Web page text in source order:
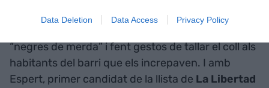
Data Deletion Data Access Privacy Policy
pick-up de model narco, ambSebastián
“negres de merda” i fent gestos de tallar el coll als
habitants del barri que els increpaven. I amb
Espert, primer candidat de la llista de La Libertad